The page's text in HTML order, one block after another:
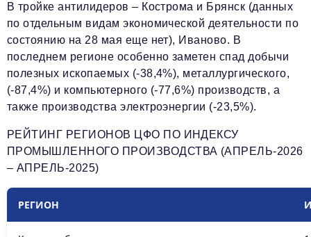
В тройке антилидеров – Кострома и Брянск (данных
по отдельным видам экономической деятельности по
состоянию на 28 мая еще нет), Иваново. В
последнем регионе особенно заметен спад добычи
полезных ископаемых (-38,4%), металлургического,
(-87,4%) и компьютерного (-77,6%) производств, а
также производства электроэнергии (-23,5%).
РЕЙТИНГ РЕГИОНОВ ЦФО ПО ИНДЕКСУ
ПРОМЫШЛЕННОГО ПРОИЗВОДСТВА (АПРЕЛЬ-2026
– АПРЕЛЬ-2025)
РЕГИОН